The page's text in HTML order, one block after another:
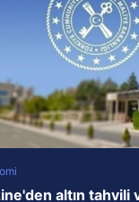
altın tahvili